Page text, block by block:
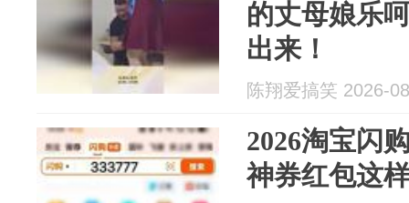
的丈母娘乐
出来！
陈翔爱搞笑 2026-
2026淘宝闪
神券红包这